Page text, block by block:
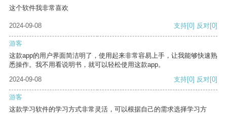
这个软件我非常喜欢
2024-09-08 支持[0] 反对[0]
游客
这款app的用户界面简洁明了，使用起来非常容易上手，让我能够快速熟
悉操作。我不用看说明书，就可以轻松使用这款app。
2024-09-08
支持[0] 反对[0]
游客
这款学习软件的学习方式非常灵活，可以根据自己的需求选择学习方